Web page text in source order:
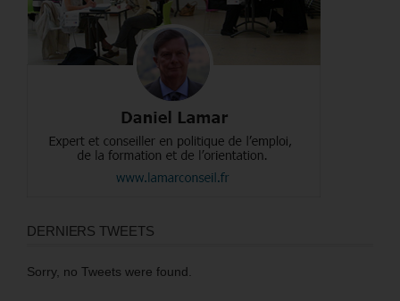
DERNIERS TWEETS
Sorry, no Tweets were found.